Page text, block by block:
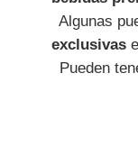
Algunas
exclusivas
Pueden